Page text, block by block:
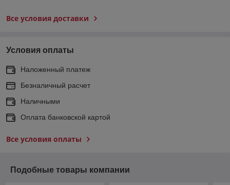
Все условия доставки
Условия оплаты
Наложенный платеж
Безналичный расчет
Наличными
Оплата банковской картой
Все условия оплаты
Подобные товары компании